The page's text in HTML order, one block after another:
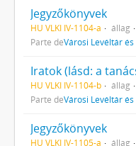
Jegyzőkönyvek
HU VLKI IV-1104-a
állag
Parte deVárosi Levéltár
Iratok (lásd: a
HU VLKI IV-1104-b
állag
Parte deVárosi Levéltár
Jegyzőkönyvek
HU VLKI IV-1105-a állag